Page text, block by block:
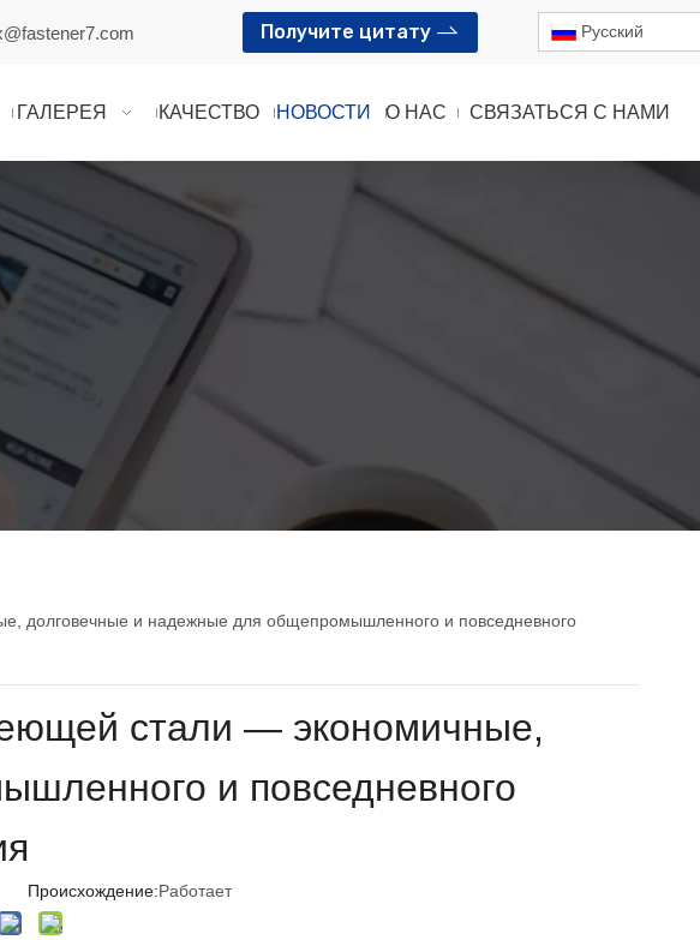
Получите цитату Pусский
ГАЛЕРЕЯ КАЧЕСТВО НОВОСТИ О НАС СВЯЗАТЬСЯ С НАМИ
долговечные и надежные для общепромышленного и повседневного
стали — экономичные,
и повседневного
Происхождение:Работает